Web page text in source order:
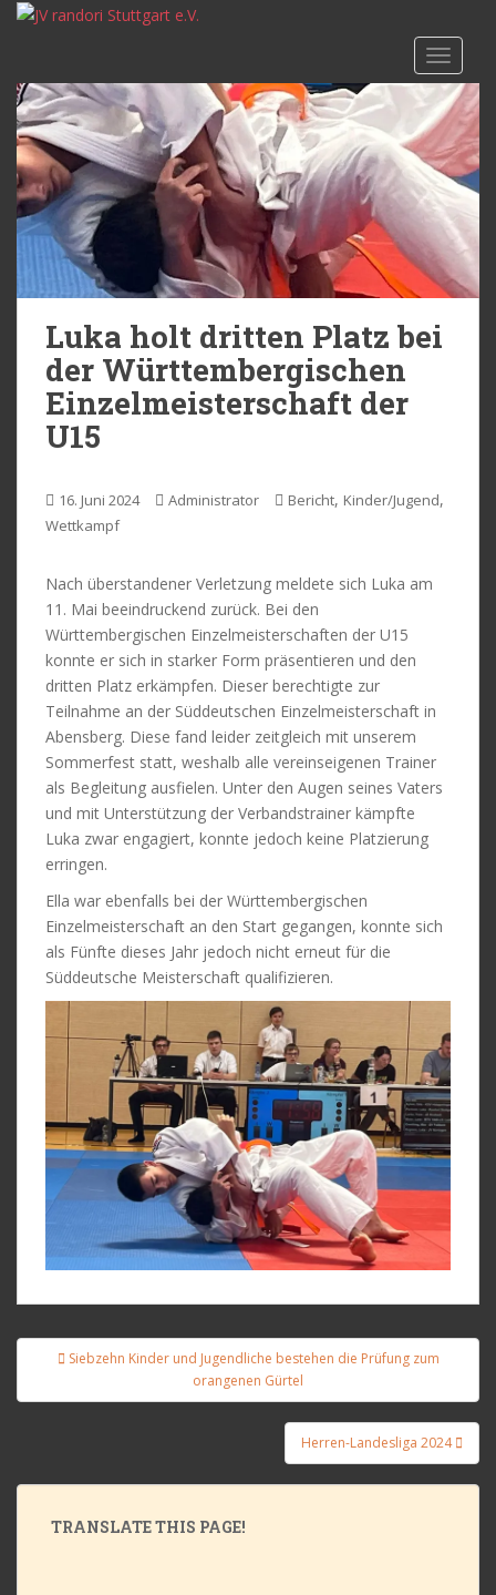
Luka holt dritten Platz bei
der Württembergischen
Einzelmeisterschaft der
U15
16. Juni 2024 Administrator Bericht, Kinder/Jugend,
Wettkampf
Nach überstandener Verletzung meldete sich Luka am
11. Mai beeindruckend zurück. Bei den
Württembergischen Einzelmeisterschaften der U15
konnte er sich in starker Form präsentieren und den
dritten Platz erkämpfen. Dieser berechtigte zur
Teilnahme an der Süddeutschen Einzelmeisterschaft in
Abensberg. Diese fand leider zeitgleich mit unserem
Sommerfest statt, weshalb alle vereinseigenen Trainer
als Begleitung ausfielen. Unter den Augen seines Vaters
und mit Unterstützung der Verbandstrainer kämpfte
Luka zwar engagiert, konnte jedoch keine Platzierung
erringen.
Ella war ebenfalls bei der Württembergischen
Einzelmeisterschaft an den Start gegangen, konnte sich
als Fünfte dieses Jahr jedoch nicht erneut für die
Süddeutsche Meisterschaft qualifizieren.
Beitragsnavigation
Siebzehn Kinder und Jugendliche bestehen die Prüfung zum
orangenen Gürtel
Herren-Landesliga 2024
TRANSLATE THIS PAGE!